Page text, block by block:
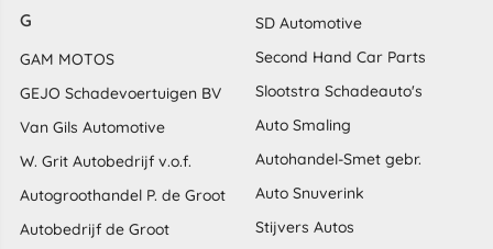
G
GAM MOTOS
GEJO Schadevoertuigen BV
Van Gils Automotive
W. Grit Autobedrijf v.o.f.
Autogroothandel P. de Groot
Autobedrijf de Groot
SD Automotive
Second Hand Car Parts
Slootstra Schadeauto's
Auto Smaling
Autohandel-Smet gebr.
Auto Snuverink
Stijvers Autos